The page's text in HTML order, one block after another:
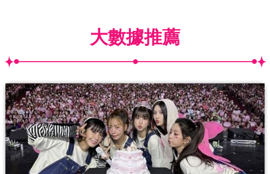
大數據推薦